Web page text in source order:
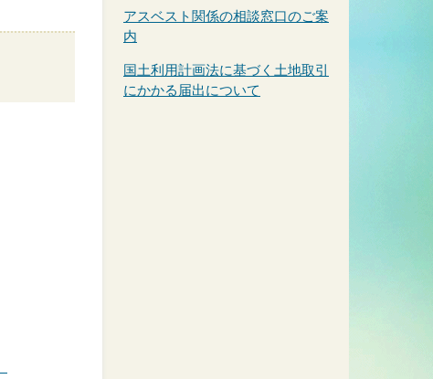
アスベスト関係の相談窓口のご案
内
国土利用計画法に基づく土地取引
にかかる届出について